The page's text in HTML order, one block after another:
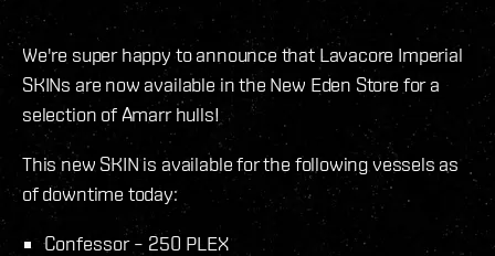
We're super happy to announce that Lavacore Imperial
SKINs are now available in the New Eden Store for a
selection of Amarr hulls!
This new SKIN is available for the following vessels as
of downtime today:
Confessor – 250 PLEX